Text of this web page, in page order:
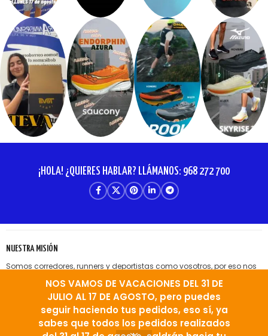
NOS VAMOS DE VACACIONES DEL 31 DE
JULIO AL 17 DE AGOSTO, pero puedes
seguir haciendo tus pedidos, eso sí, ya
sabes que todos los pedidos realizados
¡HOLA! ¿QUIERES HABLAR? LLÁMANOS: 968 272 700
NUESTRA MISIÓN
Somos corredores, runners y deportistas como vosotros, por eso nos
afición. Rannersmurcia nació para que todos nosotros podamos
encontrar esas zapatillas, esa ropa, esos accesorios deportivos que,
a veces, son tan difíciles de conseguir y que nosotros ponemos a
vuestra disposición en Murcia.